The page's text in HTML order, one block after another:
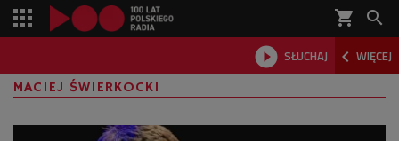
shopping_cart 
 SŁUCHAJ  WIĘCEJ

MACIEJ ŚWIERKOCKI